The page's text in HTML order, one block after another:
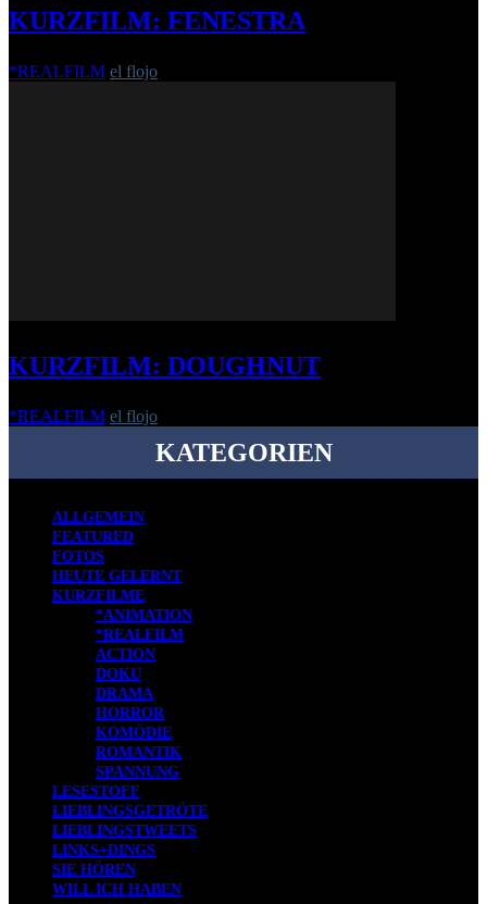
KURZFILM: FENESTRA
*REALFILM el flojo
KURZFILM: DOUGHNUT
*REALFILM el flojo
KATEGORIEN
ALLGEMEIN
FEATURED
FOTOS
HEUTE GELERNT
KURZFILME
*ANIMATION
*REALFILM
ACTION
DOKU
DRAMA
HORROR
KOMÖDIE
ROMANTIK
SPANNUNG
LESESTOFF
LIEBLINGSGETRÖTE
LIEBLINGSTWEETS
LINKS+DINGS
SIE HÖREN
WILL ICH HABEN